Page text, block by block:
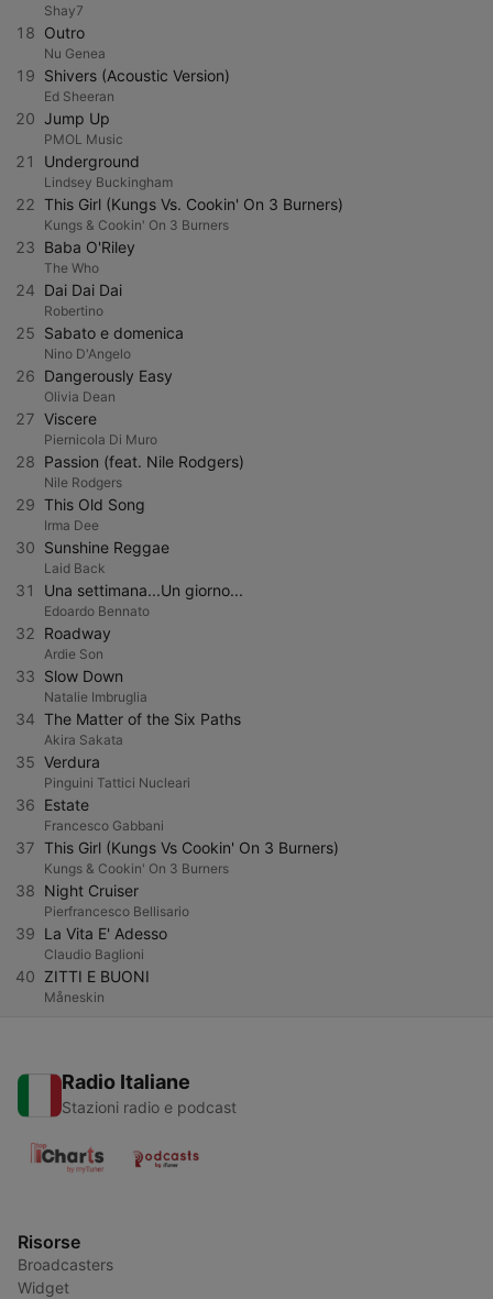
Shay7
18 Outro
Nu Genea
19 Shivers (Acoustic Version)
Ed Sheeran
20 Jump Up
PMOL Music
21 Underground
Lindsey Buckingham
22 This Girl (Kungs Vs. Cookin' On 3 Burners)
Kungs & Cookin' On 3 Burners
23 Baba O'Riley
The Who
24 Dai Dai Dai
Robertino
25 Sabato e domenica
Nino D'Angelo
26 Dangerously Easy
Olivia Dean
27 Viscere
Piernicola Di Muro
28 Passion (feat. Nile Rodgers)
Nile Rodgers
29 This Old Song
Irma Dee
30 Sunshine Reggae
Laid Back
31 Una settimana...Un giorno...
Edoardo Bennato
32 Roadway
Ardie Son
33 Slow Down
Natalie Imbruglia
34 The Matter of the Six Paths
Akira Sakata
35 Verdura
Pinguini Tattici Nucleari
36 Estate
Francesco Gabbani
37 This Girl (Kungs Vs Cookin' On 3 Burners)
Kungs & Cookin' On 3 Burners
38 Night Cruiser
Pierfrancesco Bellisario
39 La Vita E' Adesso
Claudio Baglioni
40 ZITTI E BUONI
Måneskin
Radio Italiane
Stazioni radio e podcast
Risorse
Broadcasters
Widget